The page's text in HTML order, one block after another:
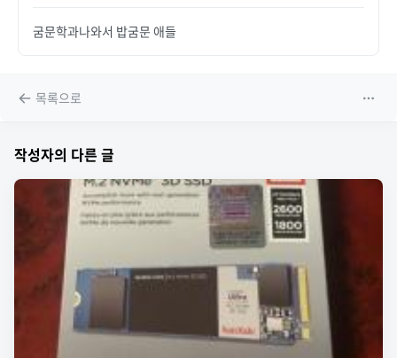
굼문학과나와서 밥굼문 애들
목록으로
작성자의 다른 글